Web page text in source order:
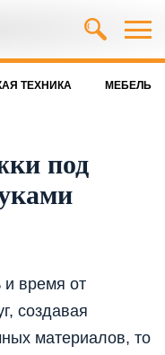
ТЕХНИКА МЕБЕЛЬ
под
и время от
создавая
материалов, то